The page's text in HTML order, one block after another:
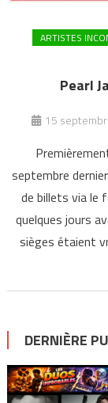
ARTISTES
Pearl
15
septembre
de billets via le
quelques jours
sièges étaient
DERNIÈRE